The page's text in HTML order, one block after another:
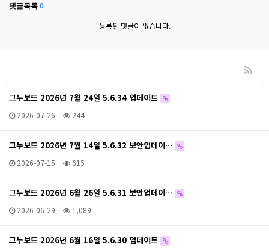
댓글목록 0
등록된 댓글이 없습니다.
그누보드 2026년 7월 24일 5.6.34 업데이트
2026-07-26 244
그누보드 2026년 7월 14일 5.6.32 보안업데이…
2026-07-15 615
그누보드 2026년 6월 26일 5.6.31 보안업데이…
2026-06-29 1,089
그누보드 2026년 6월 16일 5.6.30 업데이트